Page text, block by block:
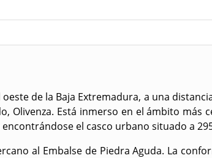
de la Baja Extremadura, a una
Olivenza. Está inmerso en el ámbito
el casco urbano situado a
al Embalse de Piedra Aguda. La